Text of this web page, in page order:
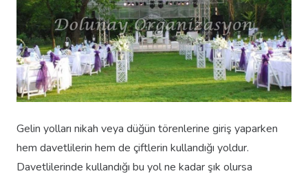
Gelin yolları nikah veya düğün törenlerine giriş yaparken
hem davetlilerin hem de çiftlerin kullandığı yoldur.
Davetlilerinde kullandığı bu yol ne kadar şık olursa